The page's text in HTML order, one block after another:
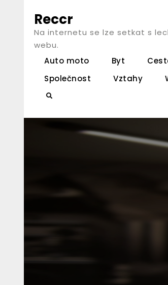
content
Reccr
Na internetu se lze setkat s
webu.
Auto moto
Byt
Společnost
Vztahy
Search